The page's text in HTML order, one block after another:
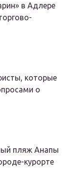
в Адлере
которые
о
пляж Анапы
курорте